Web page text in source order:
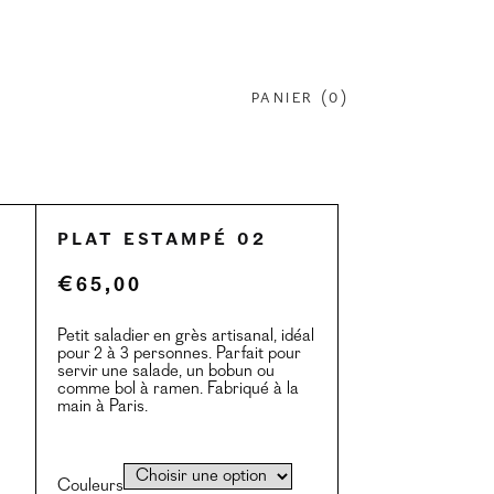
PANIER (0 )
Plat estampé 02
€ 65,00
Petit saladier en grès artisanal, idéal
pour 2 à 3 personnes. Parfait pour
servir une salade, un bobun ou
comme bol à ramen. Fabriqué à la
main à Paris.
Couleurs